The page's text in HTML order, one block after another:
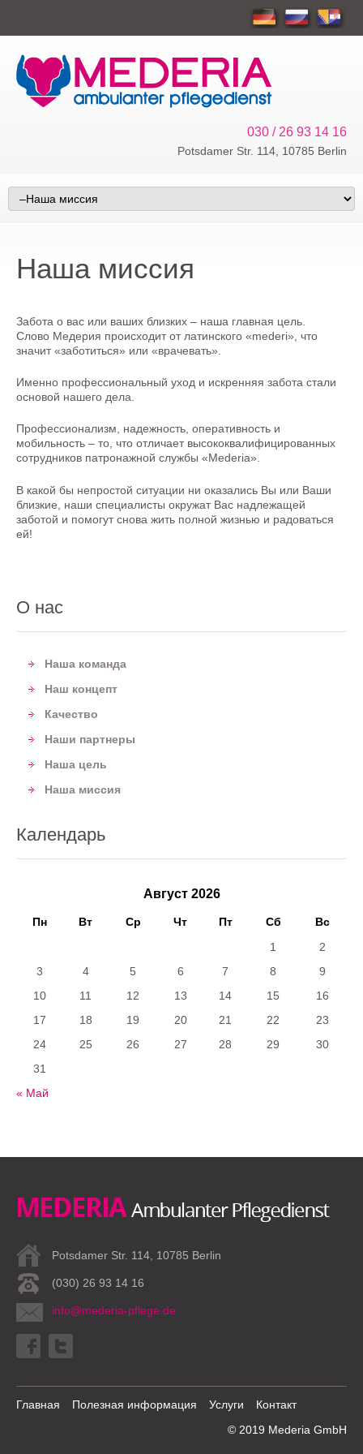
030 / 26 93 14 16
Potsdamer Str. 114, 10785 Berlin
Наша миссия
Забота о вас или ваших близких – наша главная цель.
Слово Медерия происходит от латинского «mederi», что
значит «заботиться» или «врачевать».
Именно профессиональный уход и искренняя забота стали
основой нашего дела.
Профессионализм, надежность, оперативность и
мобильность – то, что отличает высококвалифицированных
сотрудников патронажной службы «Mederia».
В какой бы непростой ситуации ни оказались Вы или Ваши
близкие, наши специалисты окружат Вас надлежащей
заботой и помогут снова жить полной жизнью и радоваться
ей!
О нас
Наша команда
Наш концепт
Качество
Наши партнеры
Наша цель
Наша миссия
Календарь
Август 2026
Пн Вт Ср Чт Пт Сб Вс
« Май
1
2
3
4 5 6 7 8
9
10
11 12 13 14 15
16
17
18 19 20 21 22
23
24
25 26 27 28 29
30
31
Potsdamer Str. 114, 10785 Berlin
(030) 26 93 14 16
info@mederia-pflege.de
Главная Полезная информация Услуги
Контакт
© 2019 Mederia GmbH